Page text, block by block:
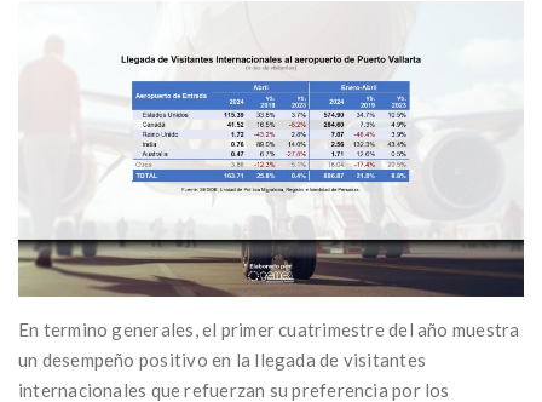
En termino generales, el primer cuatrimestre del año muestra
un desempeño positivo en la llegada de visitantes
internacionales que refuerzan su preferencia por los